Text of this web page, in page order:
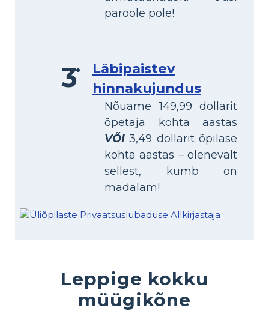
paroole pole!
Läbipaistev
hinnakujundus
Nõuame 149,99 dollarit
õpetaja kohta aastas
VÕI3,49 dollarit õpilase
kohta aastas – olenevalt
sellest, kumb on
madalam!
Leppige kokku
müügikõne